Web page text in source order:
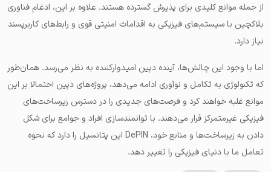
از جمله موانع کلیدی برای پذیرش گسترده هستند. علاوه بر این، ادغام فناوری
بلاکچین با سیستم‌های فیزیکی به اقدامات امنیتی قوی و رابط‌های کاربرپسند
نیاز دارد.
اما با وجود این چالش‌ها، آینده دپین امیدوارکننده به نظر می‌رسد. همان‌طور
که تکنولوژی به تکامل و نوآوری ادامه می‌دهد، پروژه‌های دپین احتمالا بر این
موانع غلبه خواهند کرد و فرصت‌های جدیدی را در دسترس زیرساخت‌های
فیزیکی غیرمتمرکز قرار می‌دهند. با توانمندسازی افراد و جوامع برای شکل
دادن به زیرساخت‌ها و منابع خود، DePIN این پتانسیل را دارد که نحوه
تعامل ما با دنیای فیزیکی را تغییر دهد.